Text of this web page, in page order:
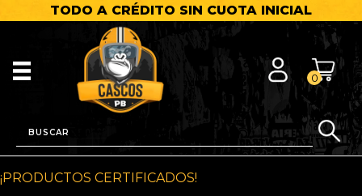
TODO A CRÉDITO SIN CUOTA INICIAL
0
¡PRODUCTOS CERTIFICADOS!